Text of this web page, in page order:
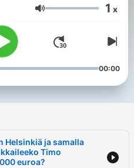
Volume 1 x
00:00
Helsinkiä ja samalla
Timo
euroa?